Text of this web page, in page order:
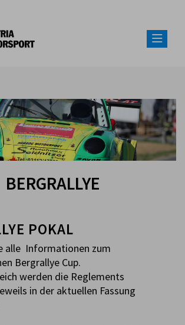
BERGRALLYE
POKAL
alle Informationen zum
Bergrallye Cup.
werden die Reglements
in der aktuellen Fassung